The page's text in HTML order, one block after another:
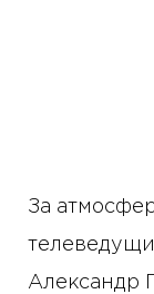
За
Александр